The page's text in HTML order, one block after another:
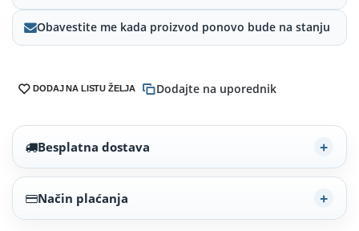
Obavestite me kada proizvod ponovo bude na stanju
DODAJ NA LISTU ŽELJA Dodajte na uporednik
Besplatna dostava
Način plaćanja